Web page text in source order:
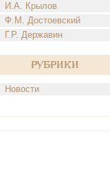
И.А. Крылов
Ф.М. Достоевский
Г.Р. Державин
Рубрики
Новости